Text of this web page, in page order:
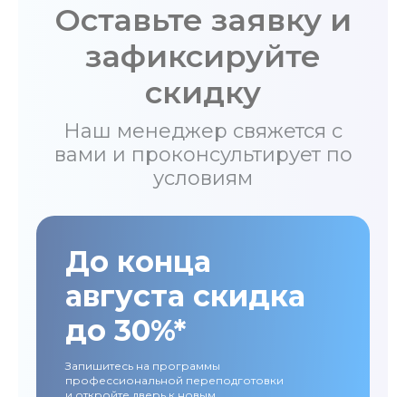
Оставьте заявку и
зафиксируйте
скидку
Наш менеджер свяжется с
вами и проконсультирует по
условиям
До конца
августа скидка
до 30%*
Запишитесь на программы
профессиональной переподготовки